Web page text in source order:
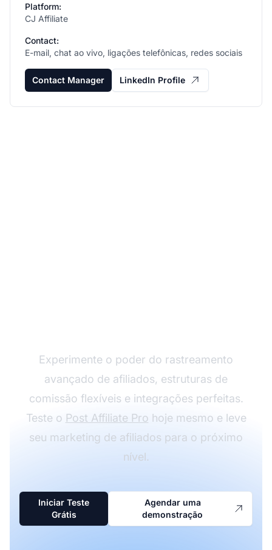
Platform:
CJ Affiliate
Contact:
E-mail, chat ao vivo, ligações telefônicas, redes sociais
Contact Manager LinkedIn Profile
Experimente o poder do rastreamento
avançado de afiliados, estruturas de
comissão flexíveis e integrações perfeitas.
Teste o Post Affiliate Pro hoje mesmo e leve
seu marketing de afiliados para o próximo
nível.
Iniciar Teste
Grátis
Agendar uma
demonstração